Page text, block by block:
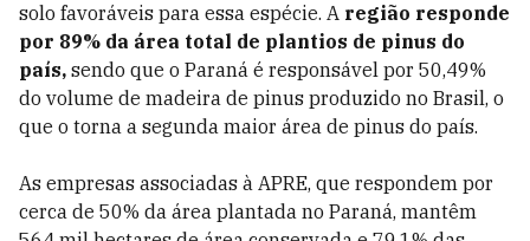
solo favoráveis para essa espécie. A região responde
por 89% da área total de plantios de pinus do
país, sendo que o Paraná é responsável por 50,49%
do volume de madeira de pinus produzido no Brasil, o
que o torna a segunda maior área de pinus do país.
As empresas associadas à APRE, que respondem por
cerca de 50% da área plantada no Paraná, mantêm